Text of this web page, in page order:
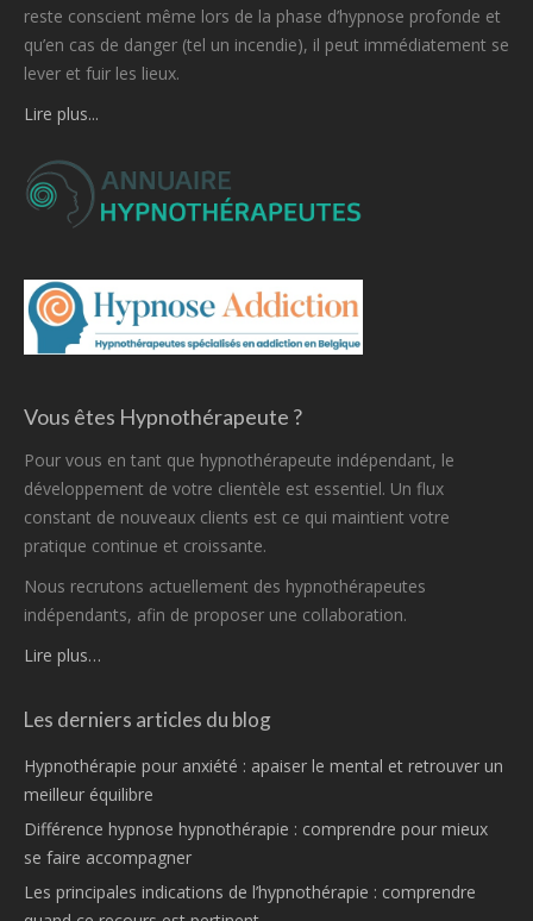
reste conscient même lors de la phase d’hypnose profonde et
qu’en cas de danger (tel un incendie), il peut immédiatement se
lever et fuir les lieux.
Lire plus...
Vous êtes Hypnothérapeute ?
Pour vous en tant que hypnothérapeute indépendant, le
développement de votre clientèle est essentiel. Un flux
constant de nouveaux clients est ce qui maintient votre
pratique continue et croissante.
Nous recrutons actuellement des hypnothérapeutes
indépendants, afin de proposer une collaboration.
Lire plus…
Les derniers articles du blog
Hypnothérapie pour anxiété : apaiser le mental et retrouver un
meilleur équilibre
Différence hypnose hypnothérapie : comprendre pour mieux
se faire accompagner
Les principales indications de l’hypnothérapie : comprendre